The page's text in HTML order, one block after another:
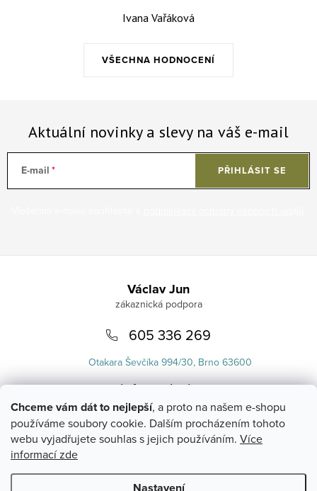
Chceme vám dát to nejlepší, a proto na našem e-shopu
používáme soubory cookie. Dalším procházením tohoto
webu vyjadřujete souhlas s jejich používáním. Více
informací zde
VŠECHNA HODNOCENÍ
Ivana Vařáková
Aktuální novinky a slevy na váš e-mail
E-mail PŘIHLÁSIT SE
Václav Jun
605 336 269
Otakara Ševčíka 994/30, Brno 63600
info@uvlasku.cz